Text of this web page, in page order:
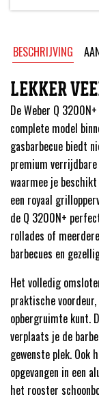
BESCHRIJVING
LEKKER
De Weber Q
complete model
gasbarbecue biedt
premium
waarmee je
een royaal
de Q 3200N+
rollades of
barbecues en
Het volledig
praktische
opbergruimte kunt.
verplaats je de
gewenste plek. Ook
opgevangen in een
het rooster